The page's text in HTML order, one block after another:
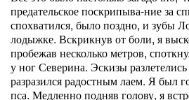
предательское поскрипыва-ние за
спохватился, было поздно, и зубы
лодыжке. Вскрикнув от боли, я
пробежав несколько метров,
у ног Северина. Эскизы
разразился радостным лаем. Я был
пса. Медленно подняв голову, я